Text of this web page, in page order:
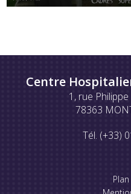
Centre
1, rue
78363
Tél. (+33)